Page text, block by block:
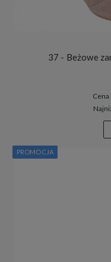
37 - Beżowe
PROMOCJA